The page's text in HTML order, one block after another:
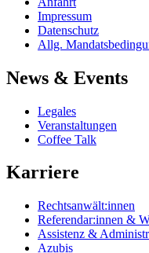
Impressum
Datenschutz
Allg.
News & Events
Legales
Veranstaltungen
Coffee Talk
Karriere
Rechtsanwält:innen
Referendar:innen &
Assistenz &
Azubis